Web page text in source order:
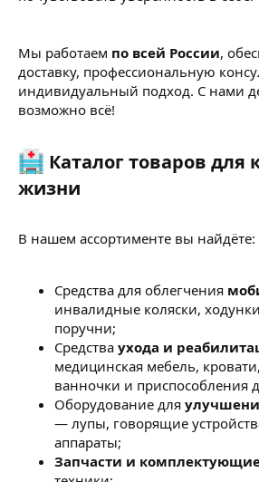
Мы работаем по всей России,
доставку, профессиональную
индивидуальный подход. С нами
возможно всё!
Каталог товаров для
жизни​
В нашем ассортименте вы найдёте:
Средства для облегчения
инвалидные коляски,
поручни;
Средства ухода и
медицинская мебель,
ванночки и приспособления
Оборудование для
— лупы, говорящие
аппараты;
Запчасти и